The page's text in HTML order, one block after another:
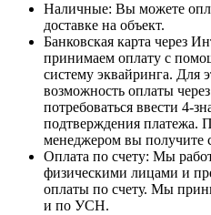
Наличные: Вы можете
доставке на объект.
Банковская карта через
принимаем оплату с
систему эквайринга. Для
возможность оплаты
потребоваться ввести 4-
подтверждения платежа.
менеджером вы получите
Оплата по счету: Мы
физическими лицами и
оплаты по счету. Мы
и по УСН.